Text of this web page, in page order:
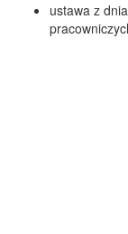
ustawa z